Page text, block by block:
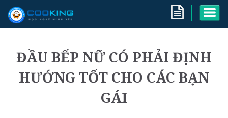
ĐẦU BẾP NỮ CÓ PHẢI ĐỊNH
HƯỚNG TỐT CHO CÁC BẠN
GÁI